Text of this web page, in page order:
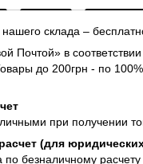
нашего склада –
Почтой» в
до 200грн - по
при получении
(для
расчету